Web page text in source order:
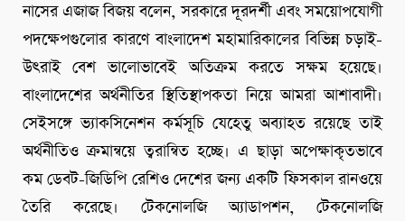
নাসের এজাজ বিজয় বলেন, সরকারে দূরদর্শী এবং সময়োপযোগী
পদক্ষেপগুলোর কারণে বাংলাদেশ মহামারিকালের বিভিন্ন চড়াই-
উৎরাই বেশ ভালোভাবেই অতিক্রম করতে সক্ষম হয়েছে।
বাংলাদেশের অর্থনীতির স্থিতিস্থাপকতা নিয়ে আমরা আশাবাদী।
সেইসঙ্গে ভ্যাকসিনেশন কর্মসূচি যেহেতু অব্যাহত রয়েছে তাই
অর্থনীতিও ক্রমান্বয়ে ত্বরান্বিত হচ্ছে। এ ছাড়া অপেক্ষাকৃতভাবে
কম ডেবট-জিডিপি রেশিও দেশের জন্য একটি ফিসকাল রানওয়ে
তৈরি করেছে। টেকনোলজি অ্যাডাপশন, টেকনোলজি